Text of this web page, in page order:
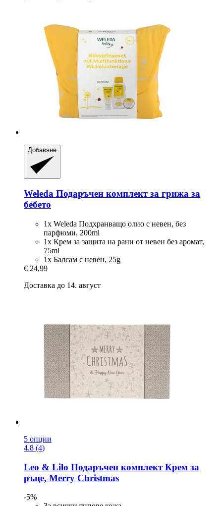
Добавяне
Weleda Подаръчен комплект за грижа за
бебето
1x Weleda Подхранващо олио с невен, без
парфюми, 200ml
1x Крем за защита на рани от невен без аромат,
75ml
1x Балсам с невен, 25g
€ 24,99
Доставка до 14. август
5 опции
4.8 (4)
Leo & Lilo Подаръчен комплект Крем за
ръце, Merry Christmas
-5%